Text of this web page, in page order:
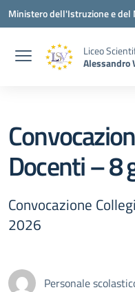
Vai ai contenuti
Vai al menu di navigazione
Vai al footer
Ministero dell'Istruzione e del
Liceo
Alessandro
Docenti – 8
Convocazione
2026
Personale